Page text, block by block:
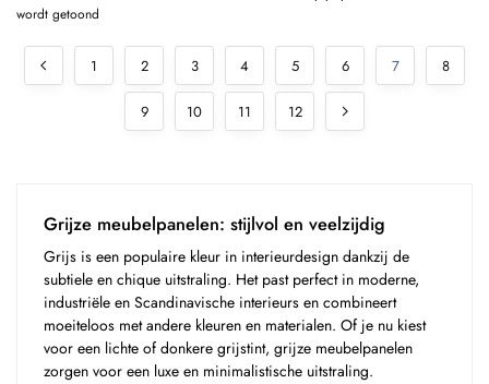
wordt getoond
1 2 3 4 5 6 7 8
9 10 11 12
Grijze meubelpanelen: stijlvol en veelzijdig
Grijs is een populaire kleur in interieurdesign dankzij de
subtiele en chique uitstraling. Het past perfect in moderne,
industriële en Scandinavische interieurs en combineert
moeiteloos met andere kleuren en materialen. Of je nu kiest
voor een lichte of donkere grijstint, grijze meubelpanelen
zorgen voor een luxe en minimalistische uitstraling.